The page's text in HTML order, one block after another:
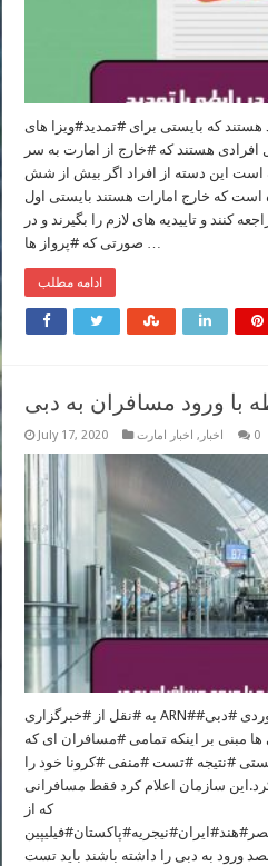
که بایستی برای #تمدید#ویزا های
افرادی هستند که #خارج از امارت به سر
است این دسته از افراد اگر بیش از شش
است که خارج امارات هستند بایستی اول
کنند و تاییدیه های لازم را بگیرند و در
صورتی که #پرواز ها …
ادامه مطلب
با ورود مسافران به دبی
July 17, 2020 اخبار , اخبار امارت 0
به #نقل از #خبرگزاری ARN##سازمان #هوانوردی #دبی DCAA##اخباری که
مبنی بر اینکه تمامی #مسافران ای که
#نتیجه #تست #منفی #کرونا خود را
سازمان اعلام کرد فقط مسافرانی
که از
ورود به دبی را داشته باشند باید تست